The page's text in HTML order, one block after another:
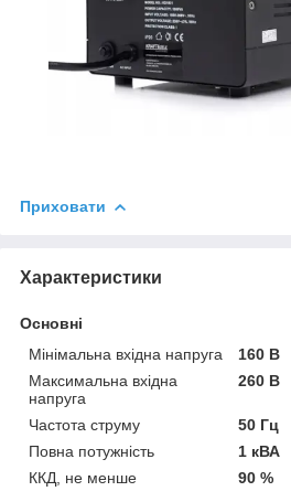
Приховати
Характеристики
Основні
Мінімальна вхідна напруга
160 В
Максимальна вхідна
напруга
260 В
Частота струму
50 Гц
Повна потужність
1 кВА
ККД, не менше
90 %